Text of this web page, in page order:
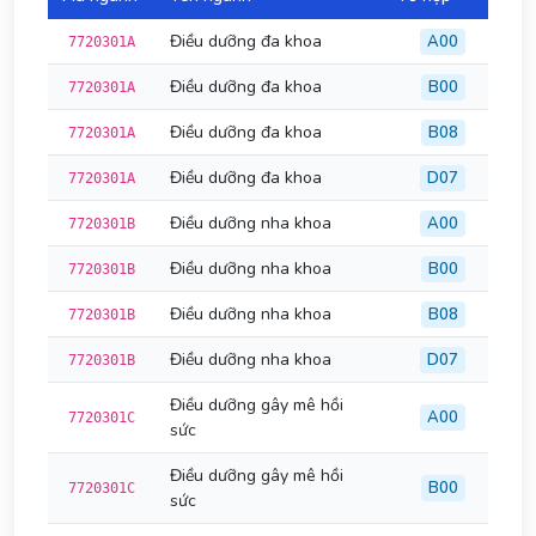
7720301A Điều dưỡng đa khoa A00
7720301A Điều dưỡng đa khoa B00
7720301A Điều dưỡng đa khoa B08
7720301A Điều dưỡng đa khoa D07
7720301B Điều dưỡng nha khoa A00
7720301B Điều dưỡng nha khoa B00
7720301B Điều dưỡng nha khoa B08
7720301B Điều dưỡng nha khoa D07
7720301C
Điều dưỡng gây mê hồi
sức
A00
7720301C
Điều dưỡng gây mê hồi
sức
B00